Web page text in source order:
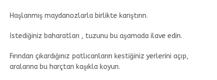
Haşlanmış maydanozlarla birlikte karıştırın.
İstediğiniz baharatları , tuzunu bu aşamada ilave edin.
Fırından çıkardığınız patlıcanların kestiğiniz yerlerini açıp,
aralarına bu harçtan kaşıkla koyun.